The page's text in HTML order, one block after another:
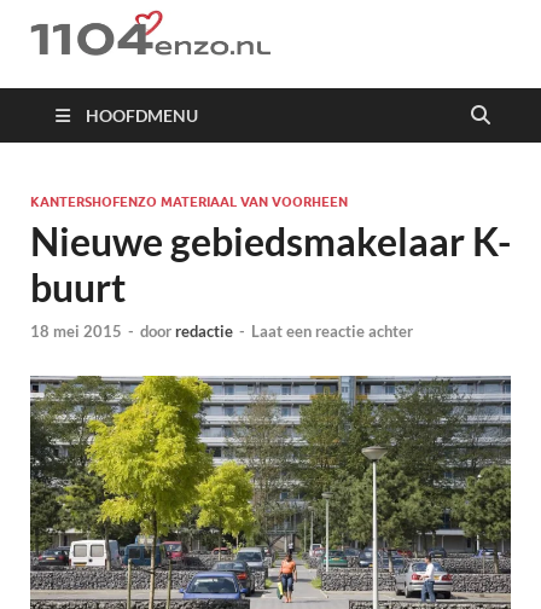
1104 en zo
HOOFDMENU
KANTERSHOFENZO MATERIAAL VAN VOORHEEN
Nieuwe gebiedsmakelaar K-
buurt
18 mei 2015 - doorredactie - Laat een reactie achter